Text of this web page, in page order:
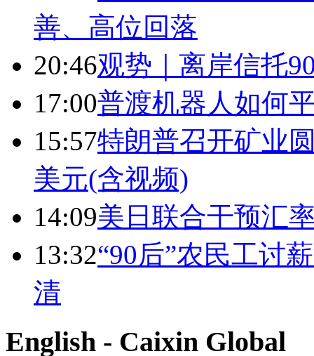
善、高位回落
20:46观势｜离岸信托
17:00普渡机器人如何
15:57特朗普召开矿业
美元(含视频)
14:09美日联合干预汇
13:32“90后”农民工讨
清
English - Caixin Global